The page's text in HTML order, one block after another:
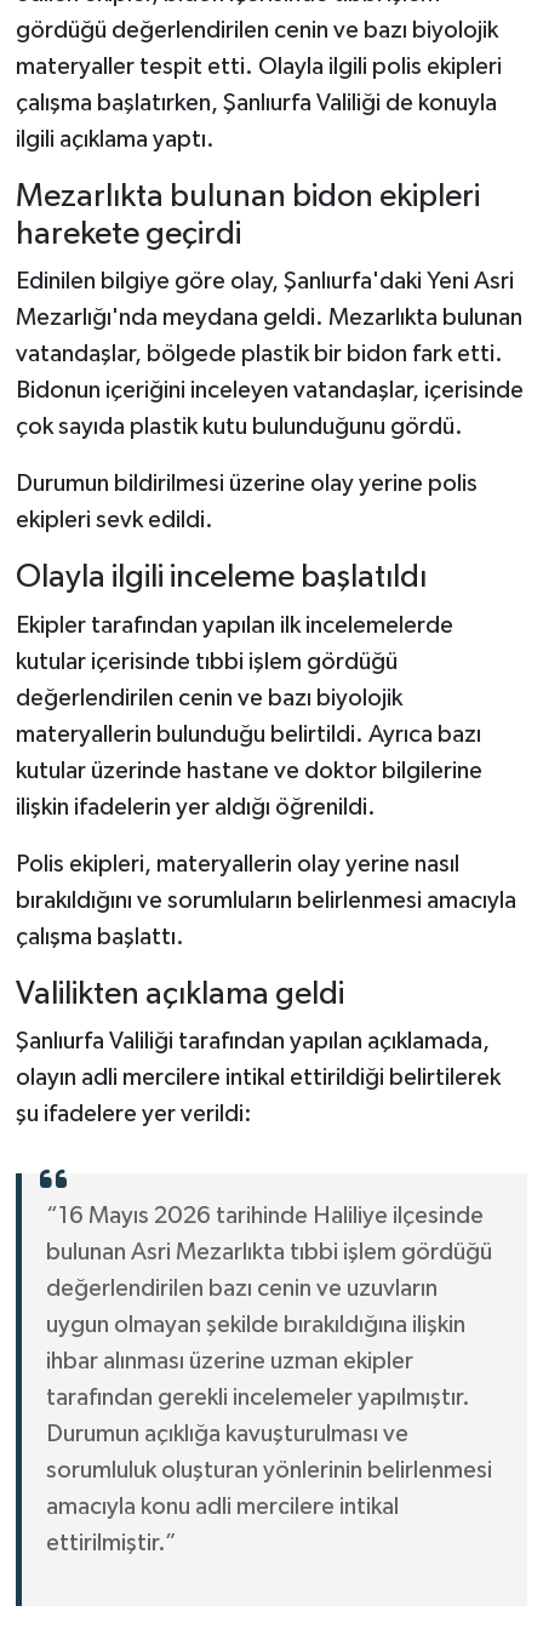
gördüğü değerlendirilen cenin ve bazı biyolojik
materyaller tespit etti. Olayla ilgili polis ekipleri
çalışma başlatırken, Şanlıurfa Valiliği de konuyla
ilgili açıklama yaptı.
Mezarlıkta bulunan bidon ekipleri
harekete geçirdi
Edinilen bilgiye göre olay, Şanlıurfa'daki Yeni Asri
Mezarlığı'nda meydana geldi. Mezarlıkta bulunan
vatandaşlar, bölgede plastik bir bidon fark etti.
Bidonun içeriğini inceleyen vatandaşlar, içerisinde
çok sayıda plastik kutu bulunduğunu gördü.
Durumun bildirilmesi üzerine olay yerine polis
ekipleri sevk edildi.
Olayla ilgili inceleme başlatıldı
Ekipler tarafından yapılan ilk incelemelerde
kutular içerisinde tıbbi işlem gördüğü
değerlendirilen cenin ve bazı biyolojik
materyallerin bulunduğu belirtildi. Ayrıca bazı
kutular üzerinde hastane ve doktor bilgilerine
ilişkin ifadelerin yer aldığı öğrenildi.
Polis ekipleri, materyallerin olay yerine nasıl
bırakıldığını ve sorumluların belirlenmesi amacıyla
çalışma başlattı.
Valilikten açıklama geldi
Şanlıurfa Valiliği tarafından yapılan açıklamada,
olayın adli mercilere intikal ettirildiği belirtilerek
şu ifadelere yer verildi:
“16 Mayıs 2026 tarihinde Haliliye ilçesinde
bulunan Asri Mezarlıkta tıbbi işlem gördüğü
değerlendirilen bazı cenin ve uzuvların
uygun olmayan şekilde bırakıldığına ilişkin
ihbar alınması üzerine uzman ekipler
tarafından gerekli incelemeler yapılmıştır.
Durumun açıklığa kavuşturulması ve
sorumluluk oluşturan yönlerinin belirlenmesi
amacıyla konu adli mercilere intikal
ettirilmiştir.”